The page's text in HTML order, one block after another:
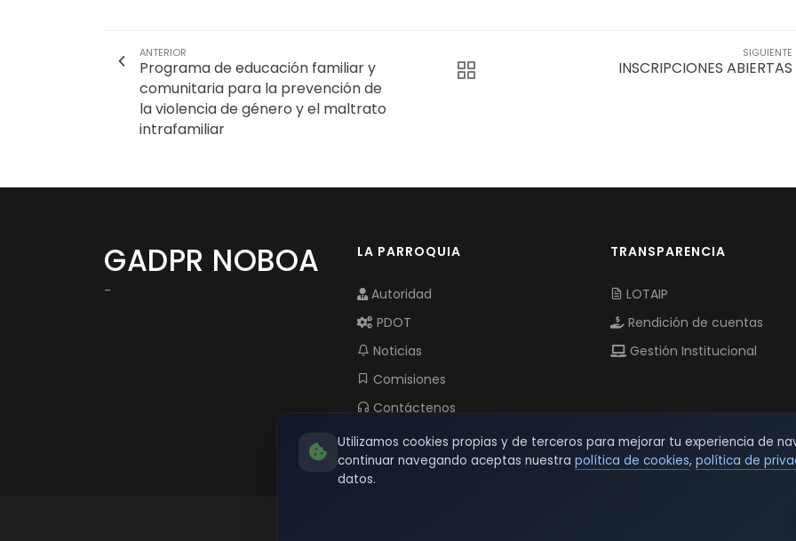
ANTERIOR
Programa de educación familiar y
comunitaria para la prevención de
la violencia de género y el maltrato
intrafamiliar
SIGUIENTE
INSCRIPCIONES ABIERTAS
GADPR NOBOA
-
LA PARROQUIA
Autoridad
PDOT
Noticias
Comisiones
Contáctenos
TRANSPARENCIA
LOTAIP
Rendición de cuentas
Gestión Institucional
Utilizamos cookies propias y de terceros para mejorar tu experiencia de
continuar navegando aceptas nuestra política de cookies, política de
datos.